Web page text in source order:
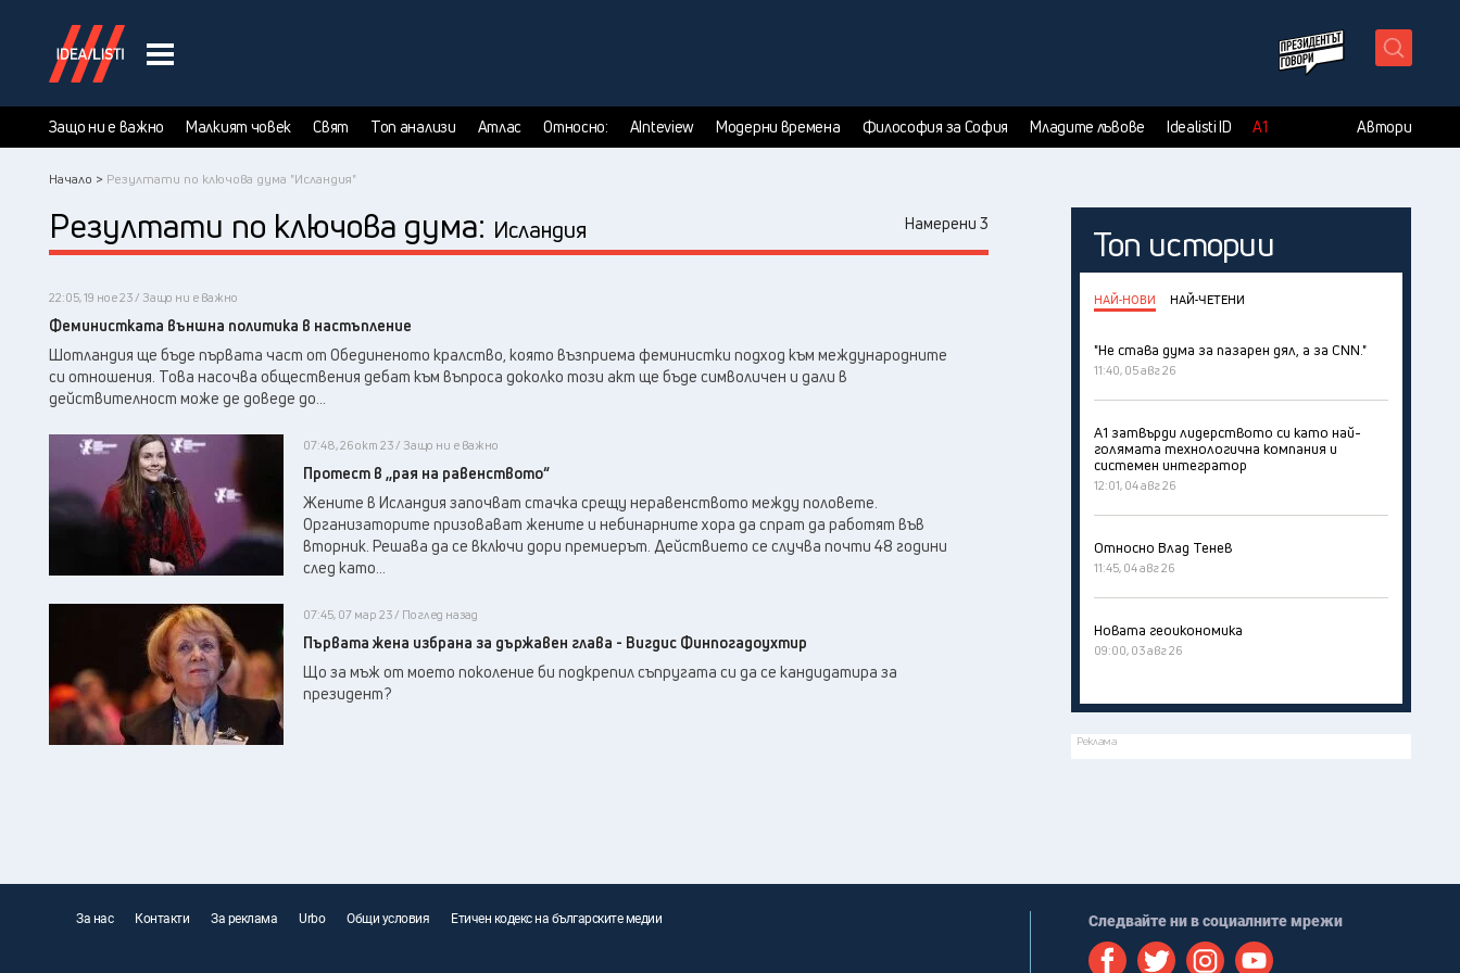
Защо ни е важно Малкият човек Свят Топ анализи Атлас Относно: AInteview Модерни времена Философия за София Младите лъвове Idealisti ID А1 Автори
Начало > Резултати по ключова дума "Исландия"
Резултати по ключова дума: Исландия Намерени 3
22:05, 19 ное 23 / Защо ни е важно
Феминистката външна политика в настъпление
Шотландия ще бъде първата част от Обединеното кралство, която възприема феминистки подход към международните
си отношения. Това насочва обществения дебат към въпроса доколко този акт ще бъде символичен и дали в
действителност може де доведе до...
07:48, 26 окт 23 / Защо ни е важно
Протест в ,,рая на равенството“
Жените в Исландия започват стачка срещу неравенството между половете.
Организаторите призовават жените и небинарните хора да спрат да работят във
вторник. Решава да се включи дори премиерът. Действието се случва почти 48 години
след като...
07:45, 07 мар 23 / Поглед назад
Първата жена избрана за държавен глава - Вигдис Финпогадоухтир
Що за мъж от моето поколение би подкрепил съпругата си да се кандидатира за
президент?
Топ истории
НАЙ-НОВИ НАЙ-ЧЕТЕНИ
"Не става дума за пазарен дял, а за CNN."
11:40, 05 авг 26
А1 затвърди лидерството си като най-
голямата технологична компания и
системен интегратор
12:01, 04 авг 26
Относно Влад Тенев
11:45, 04 авг 26
Новата геоикономика
09:00, 03 авг 26
Реклама
За нас Контакти За реклама Urbo Общи условия Етичен кодекс на българските медии Следвайте ни в социалните мрежи